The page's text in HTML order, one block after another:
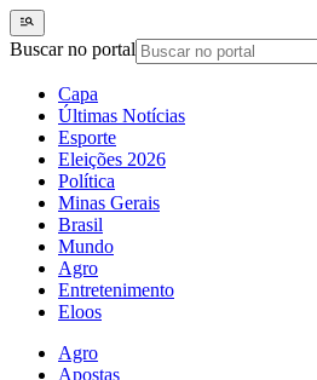
Buscar no portal
Capa
Últimas Notícias
Esporte
Eleições 2026
Política
Minas Gerais
Brasil
Mundo
Agro
Entretenimento
Eloos
Agro
Apostas